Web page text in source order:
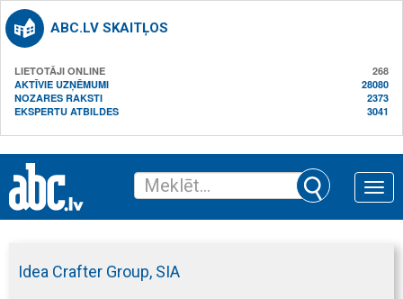
ABC.LV SKAITĻOS
LIETOTĀJI ONLINE
268
AKTĪVIE UZŅĒMUMI
28080
NOZARES RAKSTI
2373
EKSPERTU ATBILDES
3041
Toggle
Idea Crafter Group, SIA